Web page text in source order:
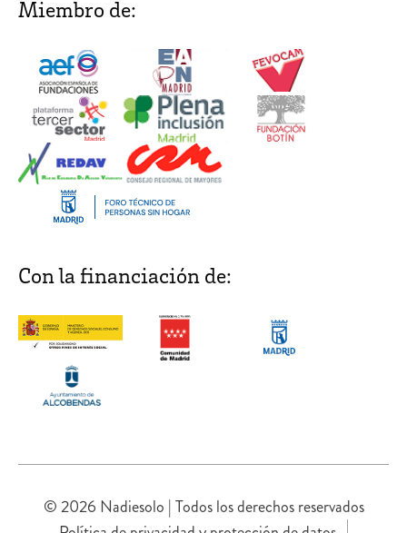
Miembro de:
Con la financiación de:
© 2026 Nadiesolo | Todos los derechos reservados